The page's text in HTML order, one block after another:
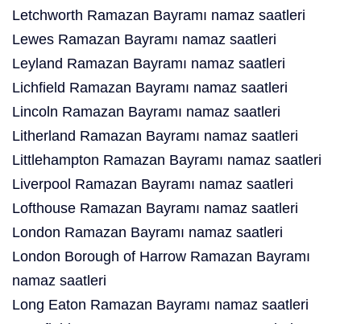
Letchworth Ramazan Bayramı namaz saatleri
Lewes Ramazan Bayramı namaz saatleri
Leyland Ramazan Bayramı namaz saatleri
Lichfield Ramazan Bayramı namaz saatleri
Lincoln Ramazan Bayramı namaz saatleri
Litherland Ramazan Bayramı namaz saatleri
Littlehampton Ramazan Bayramı namaz saatleri
Liverpool Ramazan Bayramı namaz saatleri
Lofthouse Ramazan Bayramı namaz saatleri
London Ramazan Bayramı namaz saatleri
London Borough of Harrow Ramazan Bayramı
namaz saatleri
Long Eaton Ramazan Bayramı namaz saatleri